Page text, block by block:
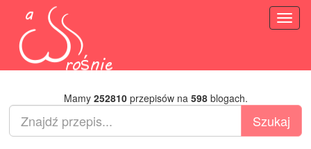
Mamy 252810przepisów na 598blogach.